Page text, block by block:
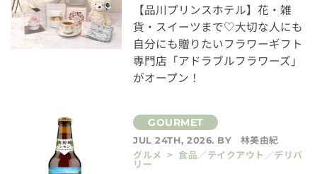
【品川プリンスホテル】花・雑
貨・スイーツまで♡大切な人にも
自分にも贈りたいフラワーギフト
専門店「アドラブルフラワーズ」
がオープン！
JUL 24TH, 2026. BY
林美由紀
グルメ > 食品／テイクアウト／デリバ
リー